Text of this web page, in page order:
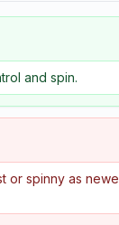
and spin.
or spinny as